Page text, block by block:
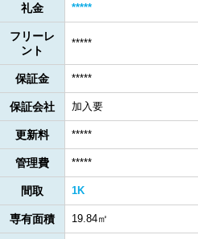
礼金 *****
フリーレ
ント
*****
保証金 *****
保証会社 加入要
更新料 *****
管理費 *****
間取 1K
専有面積 19.84㎡